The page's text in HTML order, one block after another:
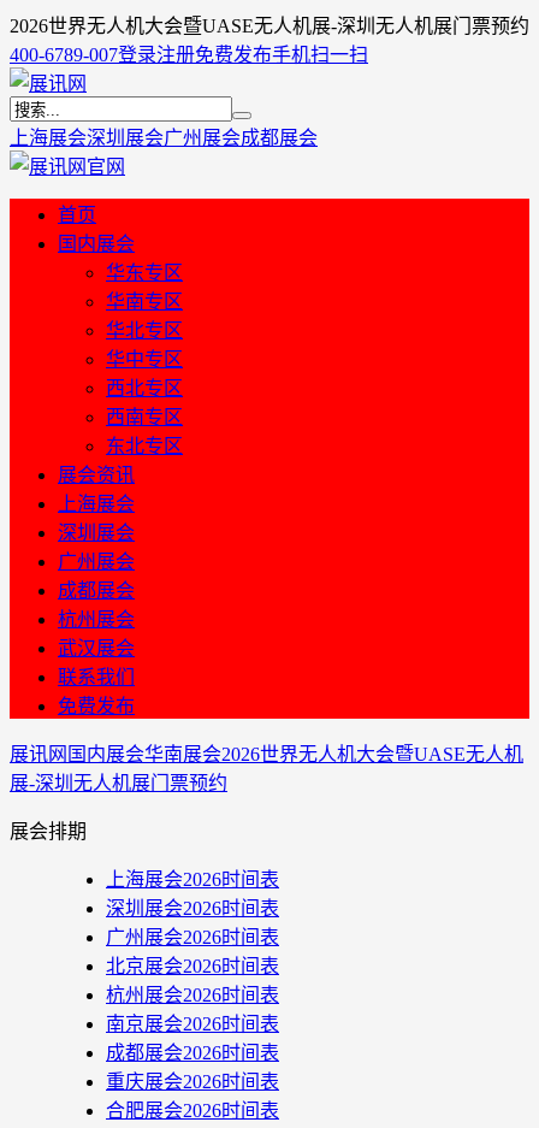
2026世界无人机大会暨UASE无人机展-深圳无人机展门票预约
400-6789-007登录注册免费发布手机扫一扫
上海展会深圳展会广州展会成都展会
首页
国内展会
华东专区
华南专区
华北专区
华中专区
西北专区
西南专区
东北专区
展会资讯
上海展会
深圳展会
广州展会
成都展会
杭州展会
武汉展会
联系我们
免费发布
展讯网 国内展会华南展会2026世界无人机大会暨UASE无人机
展-深圳无人机展门票预约
展会排期
上海展会2026时间表
深圳展会2026时间表
广州展会2026时间表
北京展会2026时间表
杭州展会2026时间表
南京展会2026时间表
成都展会2026时间表
重庆展会2026时间表
合肥展会2026时间表